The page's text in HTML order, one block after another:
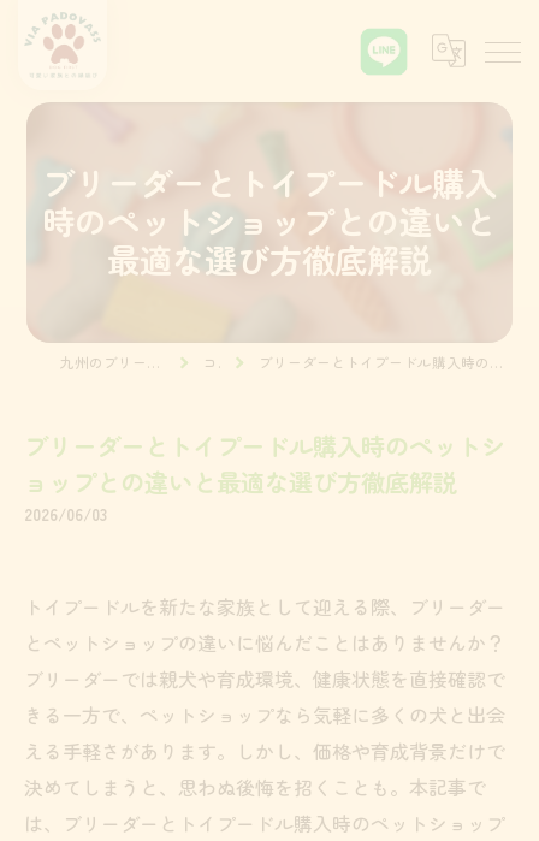
ブリーダーとトイプードル購入
時のペットショップとの違いと
最適な選び方徹底解説
コラム ブリーダーとトイプードル購入時のペットショップとの違いと最適な選び方徹底解説
ブリーダーとトイプードル購入時のペットシ
ョップとの違いと最適な選び方徹底解説
2026/06/03
トイプードルを新たな家族として迎える際、ブリーダー
とペットショップの違いに悩んだことはありませんか？
ブリーダーでは親犬や育成環境、健康状態を直接確認で
きる一方で、ペットショップなら気軽に多くの犬と出会
える手軽さがあります。しかし、価格や育成背景だけで
決めてしまうと、思わぬ後悔を招くことも。本記事で
は、ブリーダーとトイプードル購入時のペットショップ